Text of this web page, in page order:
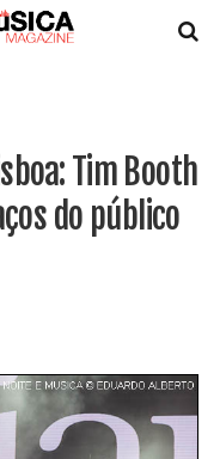
Tim Booth
do público